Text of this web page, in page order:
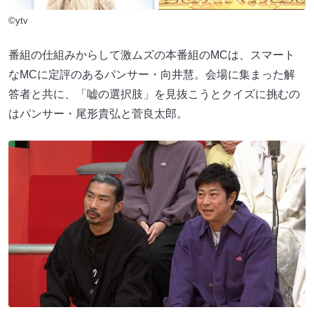
©ytv
番組の仕組みからして激ムズの本番組のMCは、スマート
なMCに定評のあるパンサー・向井慧。会場に集まった解
答者と共に、「嘘の選択肢」を見抜こうとクイズに挑むの
はパンサー・尾形貴弘と菅良太郎。